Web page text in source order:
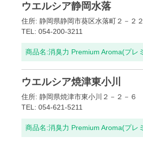
ウエルシア静岡水落
住所: 静岡県静岡市葵区水落町２－２２
TEL: 054-200-3211
商品名:消臭力 Premium Aroma(プレ
ウエルシア焼津東小川
住所: 静岡県焼津市東小川２－２－６
TEL: 054-621-5211
商品名:消臭力 Premium Aroma(プレ